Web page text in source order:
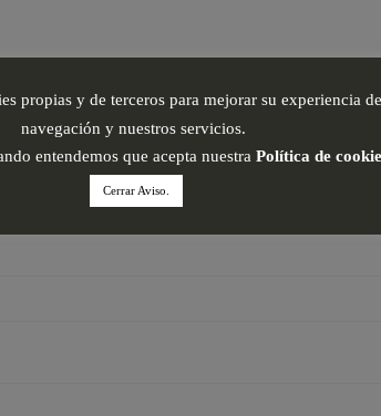
propias y de terceros para mejorar su experiencia de
navegación y nuestros servicios.
entendemos que acepta nuestra Política de
Cerrar Aviso.